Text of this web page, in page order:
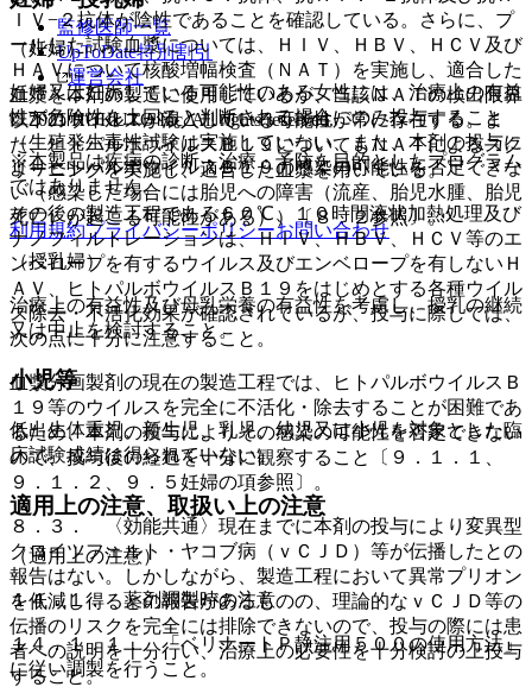
（妊婦）
妊婦又は妊娠している可能性のある女性には、治療上の有益
性が危険性を上回ると判断される場合にのみ投与すること
（生殖発生毒性試験は実施していない、また、本剤の投与に
よりヒトパルボウイルスＢ１９の感染の可能性を否定できな
い（感染した場合には胎児への障害（流産、胎児水腫、胎児
死亡）が起こる可能性がある））〔８．２参照〕。
（授乳婦）
治療上の有益性及び母乳栄養の有益性を考慮し、授乳の継続
又は中止を検討すること。
小児等
低出生体重児、新生児、乳児、幼児又は小児を対象とした臨
床試験成績は得られていない。
適用上の注意、取扱い上の注意
（適用上の注意）
１４．１． 薬剤調製時の注意
１４．１．１． 「ベリナートＰ静注用５００の使用方法」
に従い調製を行うこと。
ＩＶ−２抗体が陰性であることを確認している。さらに、プ
ールした試験血漿については、ＨＩＶ、ＨＢＶ、ＨＣＶ及び
ＨＡＶについて核酸増幅検査（ＮＡＴ）を実施し、適合した
血漿を本剤の製造に使用しているが、当該ＮＡＴの検出限界
以下のウイルスが混入している可能性が常に存在する。ま
た、ヒトパルボウイルスＢ１９についてもＮＡＴによるスク
リーニングを実施し、適合した血漿を用いている。
その後の製造工程である６０℃、１０時間液状加熱処理及び
ナノフィルトレーションは、ＨＩＶ、ＨＢＶ、ＨＣＶ等のエ
ンベロープを有するウイルス及びエンベロープを有しないＨ
ＡＶ、ヒトパルボウイルスＢ１９をはじめとする各種ウイル
ス除去・不活化効果が確認されているが、投与に際しては、
次の点に十分に注意すること。
血漿分画製剤の現在の製造工程では、ヒトパルボウイルスＢ
１９等のウイルスを完全に不活化・除去することが困難であ
るため、本剤の投与によりその感染の可能性を否定できない
ので、投与後の経過を十分に観察すること〔９．１．１、
９．１．２、９．５妊婦の項参照〕。
８．３． 〈効能共通〉現在までに本剤の投与により変異型
クロイツフェルト・ヤコブ病（ｖＣＪＤ）等が伝播したとの
報告はない。しかしながら、製造工程において異常プリオン
を低減し得るとの報告があるものの、理論的なｖＣＪＤ等の
伝播のリスクを完全には排除できないので、投与の際には患
者への説明を十分行い、治療上の必要性を十分検討の上投与
すること。
監修医師一覧
UpToDate特別割引
運営会社
© 2021 HOKUTO Inc. All rights reserved.
※本製品は疾病の診断・治療・予防を目的としたプログラム
ではありません。
利用規約プライバシーポリシーお問い合わせ